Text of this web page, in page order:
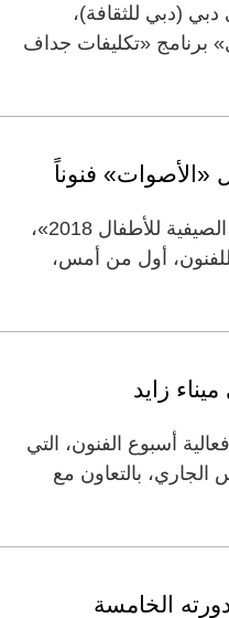
(دبي للثقافة)،
برنامج «تكليفات جداف
يسلط معرض «المدرسة الفنية الصيفية للأطفال 2018»،
أول من أمس،
عودة فعالية أسبوع الفنون، التي
السابع إلى 11 مارس الجاري، بالتعاون مع
الخامسة